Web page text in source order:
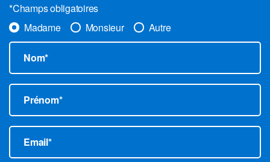
*Champs obligatoires
Madame
Monsieur Autre
Nom*
Prénom*
Email*